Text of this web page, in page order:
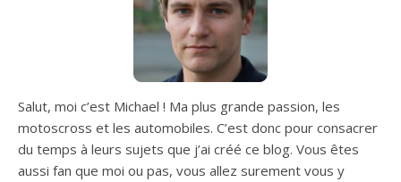
Salut, moi c’est Michael ! Ma plus grande passion, les
motoscross et les automobiles. C’est donc pour consacrer
du temps à leurs sujets que j’ai créé ce blog. Vous êtes
aussi fan que moi ou pas, vous allez surement vous y